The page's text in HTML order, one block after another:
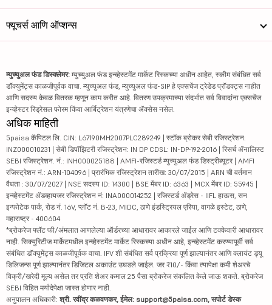
फ्यूचर्स आणि ऑप्शन्स
म्युच्युअल फंड डिस्क्लेमर: म्युच्युअल फंड इन्व्हेस्टमेंट मार्केट रिस्कच्या अधीन आहेत, स्कीम संबंधित सर्व
डॉक्युमेंट्स काळजीपूर्वक वाचा. म्युच्युअल फंड, म्युच्युअल फंड-SIP हे एक्सचेंज ट्रेडेड प्रॉडक्ट्स नाहीत
आणि सदस्य केवळ वितरक म्हणून काम करीत आहे. वितरण उपक्रमाच्या संदर्भात सर्व विवादांना एक्सचेंज
इन्व्हेस्टर रिड्रेसल फोरम किंवा आर्बिट्रेशन यंत्रणेचा ॲक्सेस नसेल.
अधिक माहिती
5paisa कॅपिटल लि. CIN: L67190MH2007PLC289249 | स्टॉक ब्रोकर सेबी रजिस्ट्रेशन:
INZ000010231 | सेबी डिपॉझिटरी रजिस्ट्रेशन: IN DP CDSL: IN-DP-192-2016 | रिसर्च ॲनालिस्ट
SEBI रजिस्ट्रेशन. नं.: INH000025188 | AMFI-रजिस्टर्ड म्युच्युअल फंड डिस्ट्रीब्यूटर | AMFI
रजिस्ट्रेशन नं.: ARN-104096 | प्रारंभिक रजिस्ट्रेशन तारीख: 30/07/2015 | ARN ची वर्तमान
वैधता : 30/07/2027 | NSE सदस्य ID: 14300 | BSE मेंबर ID: 6363 | MCX मेंबर ID: 55945 |
इन्व्हेस्टमेंट ॲडव्हायजर रजिस्ट्रेशन नं: INA000014252 | रजिस्टर्ड ॲड्रेस - IIFL हाऊस, सन
इन्फोटेक पार्क, रोड नं. 16V, प्लॉट नं. B-23, MIDC, ठाणे इंडस्ट्रियल एरिया, वागळे इस्टेट, ठाणे,
महाराष्ट्र - 400604
*ब्रोकरेज फ्लॅट फी/अंमलात आणलेल्या ऑर्डरच्या आधारावर आकारले जाईल आणि टक्केवारी आधारावर
नाही. सिक्युरिटीज मार्केटमधील इन्व्हेस्टमेंट मार्केट रिस्कच्या अधीन आहे, इन्व्हेस्टमेंट करण्यापूर्वी सर्व
संबंधित डॉक्युमेंट्स काळजीपूर्वक वाचा. IPV शी संबंधित सर्व प्रक्रिया पूर्ण झाल्यानंतर आणि क्लायंट ड्यू
डिलिजन्स पूर्ण झाल्यानंतर डिजिटल अकाउंट उघडले जाईल. जर ₹10/- किंवा त्यापेक्षा कमी शेअरचे
विक्री/खरेदी मूल्य असेल तर प्रति शेअर कमाल 25 पैसा ब्रोकरेज संकलित केले जाऊ शकते. ब्रोकरेज
SEBI विहित मर्यादेपेक्षा जास्त होणार नाही.
अनुपालन अधिकारी: श्री. रवींद्र कळवणकर, ईमेल: support@5paisa.com, सपोर्ट डेस्क